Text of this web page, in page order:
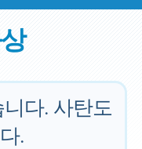
다. 사탄도
.